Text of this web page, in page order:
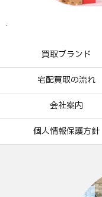
.
買取ブランド
宅配買取の流れ
会社案内
個人情報保護方針